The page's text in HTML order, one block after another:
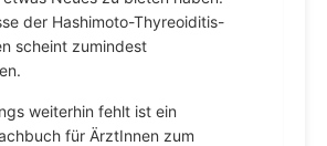
der Hashimoto-Thyreoiditis-
scheint zumindest
weiterhin fehlt ist ein
für ÄrztInnen zum